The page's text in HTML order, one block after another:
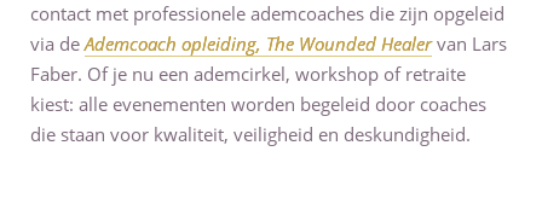
contact met professionele ademcoaches die zijn opgeleid
via deAdemcoach opleiding, The Wounded Healervan Lars
Faber. Of je nu een ademcirkel, workshop of retraite
kiest: alle evenementen worden begeleid door coaches
die staan voor kwaliteit, veiligheid en deskundigheid.